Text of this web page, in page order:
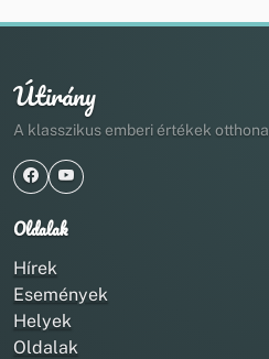
Útirány
A klasszikus emberi értékek otthona
Oldalak
Hírek
Események
Helyek
Oldalak